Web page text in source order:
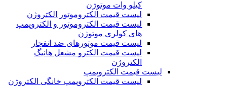
کیلو وات موتوژن
لیست قیمت الکتروموتور الکتروژن
لیست قیمت الکتروموتور و الکتروپمپ
های کولری موتوژن
لیست قیمت موتورهای ضد انفجار
لیست قیمت الکترو مشعل هانیگ
الکتروژن
لیست قیمت الکتروپمپ
لیست قیمت الکتروپمپ خانگی الکتروژن